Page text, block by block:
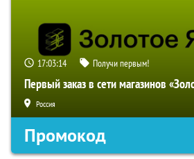
17:03:12 Получи первым!
Первый заказ в сети магазинов
Россия
Промокод